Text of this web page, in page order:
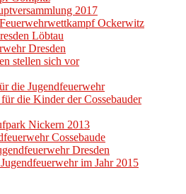
2017
Ockerwitz
Löbtau
Dresden
stellen sich vor
die Jugendfeuerwehr
die Kinder der Cossebauder
Nickern 2013
Cossebaude
Dresden
im Jahr 2015